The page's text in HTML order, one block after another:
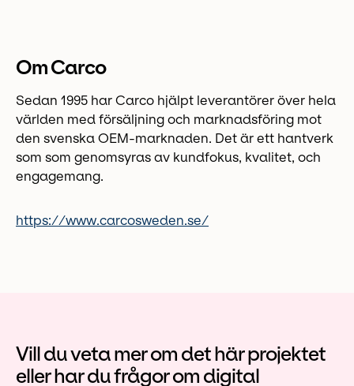
Om Carco
Sedan 1995 har Carco hjälpt leverantörer över hela
världen med försäljning och marknadsföring mot
den svenska OEM-marknaden. Det är ett hantverk
som som genomsyras av kundfokus, kvalitet, och
engagemang.
https://www.carcosweden.se/
Vill du veta mer om det här projektet
eller har du frågor om digital